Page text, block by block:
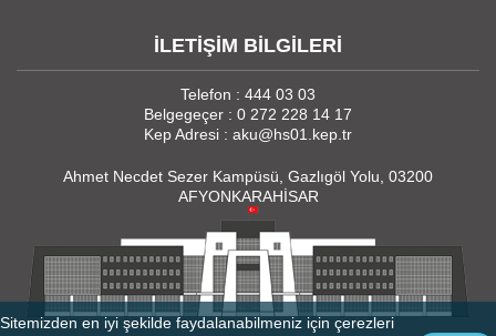
Sitemizden en iyi şekilde faydalanabilmeniz için çerezleri
İLETİŞİM BİLGİLERİ
Telefon : 444 03 03
Belgegeçer : 0 272 228 14 17
Kep Adresi : aku@hs01.kep.tr
Ahmet Necdet Sezer Kampüsü, Gazlıgöl Yolu, 03200
AFYONKARAHİSAR